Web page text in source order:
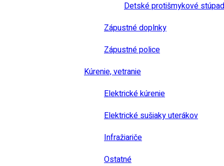
Detské protišmykové
Zápustné doplnky
Zápustné police
Kúrenie, vetranie
Elektrické kúrenie
Elektrické sušiaky uterákov
Infražiariče
Ostatné